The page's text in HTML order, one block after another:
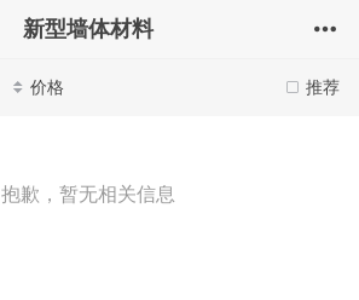
新型墙体材料
推荐
价格
抱歉，暂无相关信息